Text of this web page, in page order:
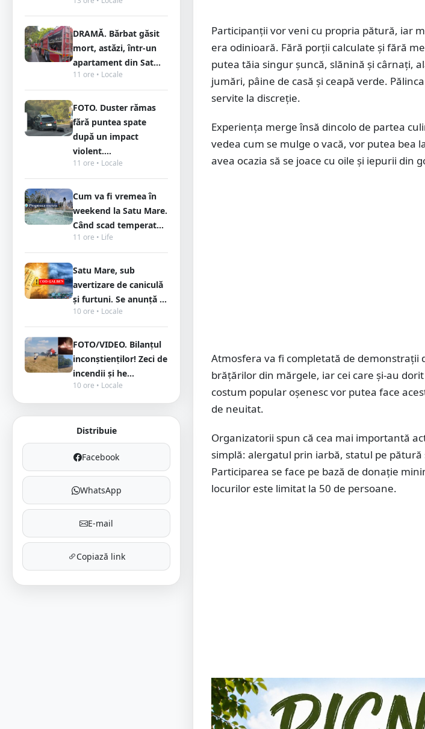
DRAMĂ. Bărbat găsit
mort, astăzi, într-un
apartament din Sat...
11 ore • Locale
FOTO. Duster rămas
fără puntea spate
după un impact
violent....
11 ore • Locale
Cum va fi vremea în
weekend la Satu Mare.
Când scad temperat...
11 ore • Life
Satu Mare, sub
avertizare de caniculă
și furtuni. Se anunță ...
10 ore • Locale
FOTO/VIDEO. Bilanțul
inconștienților! Zeci de
incendii și he...
10 ore • Locale
Distribuie
Facebook
WhatsApp
E-mail
Copiază link
Participanții vor veni cu propria pătură, iar
era odinioară. Fără porții calculate și fără
putea tăia singur șuncă, slănină și cârnați,
jumări, pâine de casă și ceapă verde.
servite la discreție.
Experiența merge însă dincolo de partea
vedea cum se mulge o vacă, vor putea bea
avea ocazia să se joace cu oile și iepurii din
Atmosfera va fi completată de demonstrații
brățărilor din mărgele, iar cei care și-au
costum popular oșenesc vor putea face
de neuitat.
Organizatorii spun că cea mai importantă
simplă: alergatul prin iarbă, statul pe
Participarea se face pe bază de donație
locurilor este limitat la 50 de persoane.